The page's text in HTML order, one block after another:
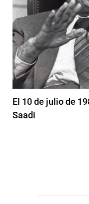
El 10 de julio de
Saadi